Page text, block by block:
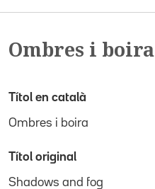
Ombres i boira
Títol en català
Ombres i boira
Títol original
Shadows and fog